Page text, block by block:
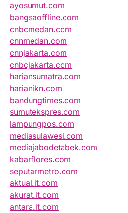
ayosumut.com
bangsaoffline.com
cnbcmedan.com
cnnmedan.com
cnnjakarta.com
cnbcjakarta.com
hariansumatra.com
harianikn.com
bandungtimes.com
sumutekspres.com
lampungpos.com
mediasulawesi.com
mediajabodetabek.com
kabarflores.com
seputarmetro.com
aktual.it.com
akurat.it.com
antara.it.com